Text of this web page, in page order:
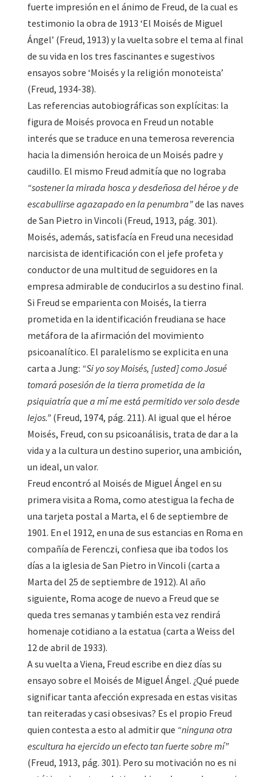
fuerte impresión en el ánimo de Freud, de la cual es
testimonio la obra de 1913 ‘El Moisés de Miguel
Ángel’ (Freud, 1913) y la vuelta sobre el tema al final
de su vida en los tres fascinantes e sugestivos
ensayos sobre ‘Moisés y la religión monoteista’
(Freud, 1934-38).
Las referencias autobiográficas son explícitas: la
figura de Moisés provoca en Freud un notable
interés que se traduce en una temerosa reverencia
hacia la dimensión heroica de un Moisés padre y
caudillo. El mismo Freud admitía que no lograba
“sostener la mirada hosca y desdeñosa del héroe y de
escabullirse agazapado en la penumbra”de las naves
de San Pietro in Vincoli (Freud, 1913, pág. 301).
Moisés, además, satisfacía en Freud una necesidad
narcisista de identificación con el jefe profeta y
conductor de una multitud de seguidores en la
empresa admirable de conducirlos a su destino final.
Si Freud se emparienta con Moisés, la tierra
prometida en la identificación freudiana se hace
metáfora de la afirmación del movimiento
psicoanalítico. El paralelismo se explicita en una
carta a Jung: “Si yo soy Moisés, [usted] como Josué
tomará posesión de la tierra prometida de la
psiquiatría que a mí me está permitido ver solo desde
lejos.” (Freud, 1974, pág. 211). Al igual que el héroe
Moisés, Freud, con su psicoanálisis, trata de dar a la
vida y a la cultura un destino superior, una ambición,
un ideal, un valor.
Freud encontró al Moisés de Miguel Ángel en su
primera visita a Roma, como atestigua la fecha de
una tarjeta postal a Marta, el 6 de septiembre de
1901. En el 1912, en una de sus estancias en Roma en
compañía de Ferenczi, confiesa que iba todos los
días a la iglesia de San Pietro in Vincoli (carta a
Marta del 25 de septiembre de 1912). Al año
siguiente, Roma acoge de nuevo a Freud que se
queda tres semanas y también esta vez rendirá
homenaje cotidiano a la estatua (carta a Weiss del
12 de abril de 1933).
A su vuelta a Viena, Freud escribe en diez días su
ensayo sobre el Moisés de Miguel Ángel. ¿Qué puede
significar tanta afección expresada en estas visitas
tan reiteradas y casi obsesivas? Es el propio Freud
quien contesta a esto al admitir que “ninguna otra
escultura ha ejercido un efecto tan fuerte sobre mí”
(Freud, 1913, pág. 301). Pero su motivación no es ni